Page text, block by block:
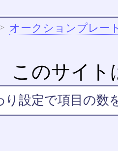
オークションプレー
このサイト
り設定で項目の数